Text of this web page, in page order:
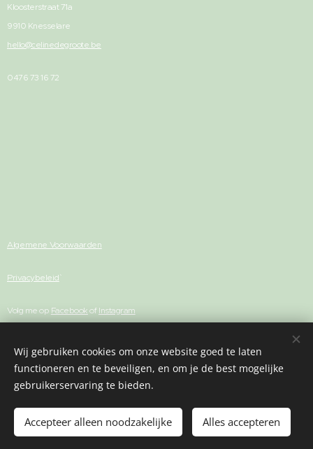
Toevoegen aan de winkelwagen
Kloosterstraat 71a
9910 Knesselare
hello@celinedegroote.be
0476 73 16 72
Algemene Voorwaarden
Privacybeleid
Volg me op Facebook of Instagram
Cookies
Wij gebruiken cookies om onze website goed te laten
functioneren en te beveiligen, en om je de best mogelijke
gebruikerservaring te bieden.
Accepteer alleen noodzakelijke Alles accepteren